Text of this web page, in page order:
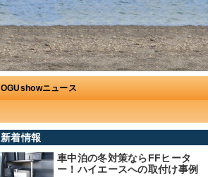
OGUshowニュース
新着情報
車中泊の冬対策ならFFヒータ
ー！ハイエースへの取付け事例